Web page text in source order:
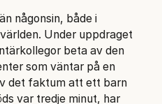
någonsin, både i
Under uppdraget
beta av den
som väntar på en
det faktum att ett barn
var tredje minut, har